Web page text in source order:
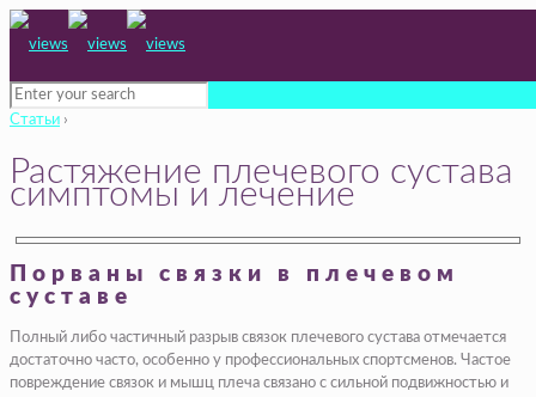
Статьи ›
Растяжение плечевого сустава
симптомы и лечение
Порваны связки в плечевом
суставе
Полный либо частичный разрыв связок плечевого сустава отмечается
достаточно часто, особенно у профессиональных спортсменов. Частое
повреждение связок и мышц плеча связано с сильной подвижностью и